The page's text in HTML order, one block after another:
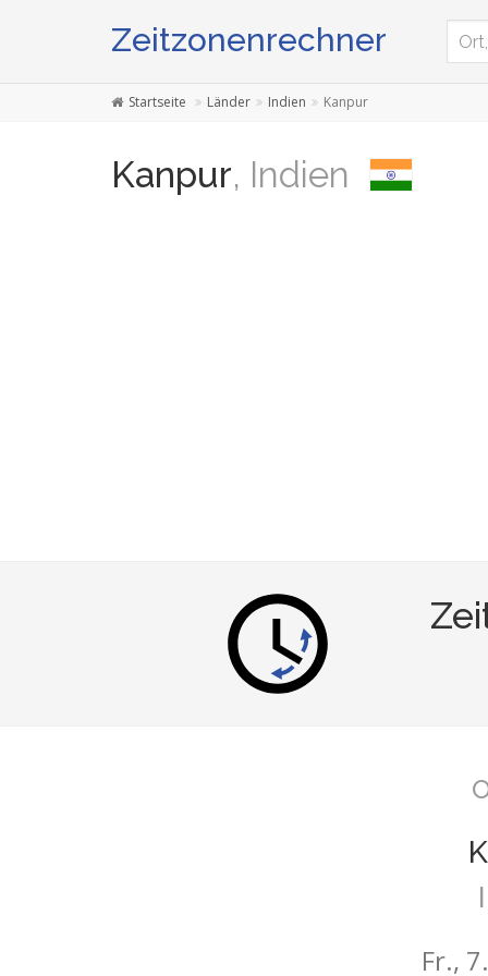
Zeitzonenrechner
Startseite Länder Indien Kanpur
Kanpur, Indien
Fr.,